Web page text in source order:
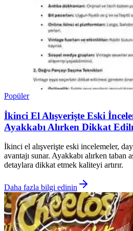
Popüler
İkinci El Alışverişte Eski
Ayakkabı Alırken Dikkat
İkinci el alışverişte eski incelemeler,
avantajı sunar. Ayakkabı alırken taban
detaylara dikkat etmek kaliteyi artırır.
Daha fazla bilgi edinin